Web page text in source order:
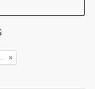
Amours De Monsieur L'abbé Roquette avec Mademoiselle de Montauzier par Monsieur L'abbé Le Camus 1667